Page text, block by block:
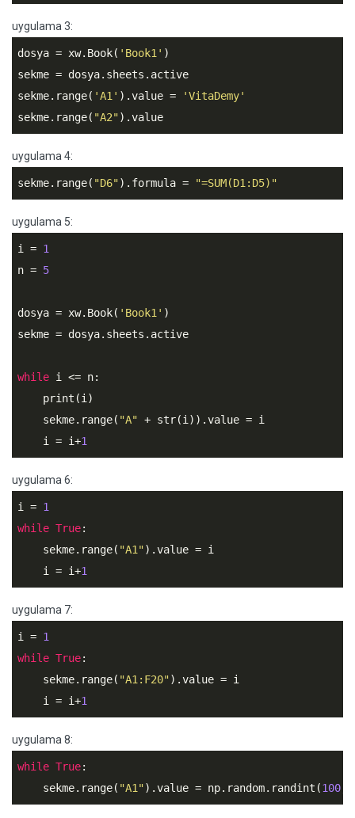
uygulama 3:
dosya = xw.Book( 'Book1' )
sekme = dosya.sheets.active
sekme.range( 'A1' ).value =
'VitaDemy'
sekme.range( "A2").value
uygulama 4:
sekme.range( "D6").formula = "=SUM(D1:D5)"
uygulama 5:
i = 1
n = 5
dosya = xw.Book( 'Book1' )
sekme = dosya.sheets.active
while i <= n:
    print(i)
    sekme.range(
"A" + str(i)).value = i
    i = i+
1
uygulama 6:
i = 1
while True:
    sekme.range(
"A1").value = i
    i = i+
1
uygulama 7:
i = 1
while True:
    sekme.range(
"A1:F20").value = i
    i = i+
1
uygulama 8:
while True:
    sekme.range(
"A1").value = np.random.randint(100